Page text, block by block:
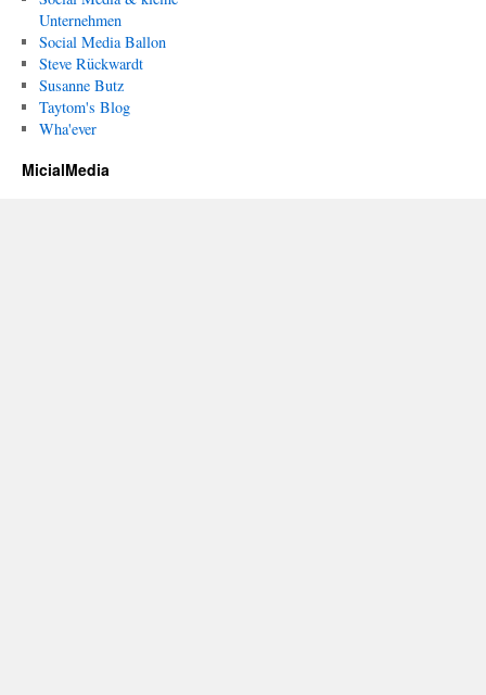
Unternehmen
Social Media Ballon
Steve Rückwardt
Susanne Butz
Taytom's Blog
Wha'ever
MicialMedia